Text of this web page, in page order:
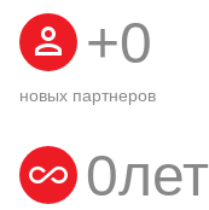
+0
новых партнеров
0лет